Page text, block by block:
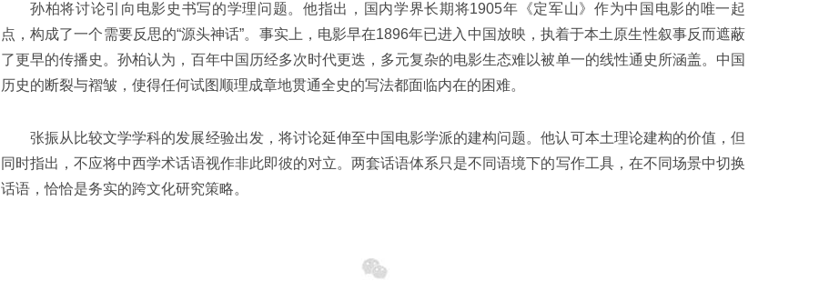
孙柏将讨论引向电影史书写的学理问题。他指出，国内学界长期将1905年《定军山》作为中国电影的唯一起
点，构成了一个需要反思的“源头神话”。事实上，电影早在1896年已进入中国放映，执着于本土原生性叙事反而遮蔽
了更早的传播史。孙柏认为，百年中国历经多次时代更迭，多元复杂的电影生态难以被单一的线性通史所涵盖。中国
历史的断裂与褶皱，使得任何试图顺理成章地贯通全史的写法都面临内在的困难。
张振从比较文学学科的发展经验出发，将讨论延伸至中国电影学派的建构问题。他认可本土理论建构的价值，但
同时指出，不应将中西学术话语视作非此即彼的对立。两套话语体系只是不同语境下的写作工具，在不同场景中切换
话语，恰恰是务实的跨文化研究策略。